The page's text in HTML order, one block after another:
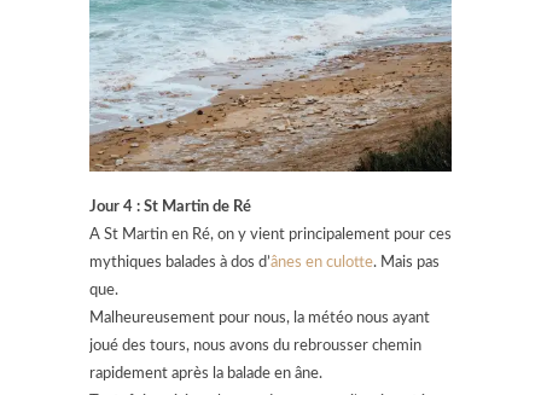
Jour 4 : St Martin de Ré
A St Martin en Ré, on y vient principalement pour ces
mythiques balades à dos d’ânes en culotte. Mais pas
que.
Malheureusement pour nous, la météo nous ayant
joué des tours, nous avons du rebrousser chemin
rapidement après la balade en âne.